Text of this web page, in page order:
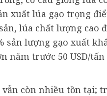
xuất lúa gạo trọng
lúa chất lượng cao
sản lượng gạo xuất
năm trước 50 USD/
còn nhiều tồn tại;